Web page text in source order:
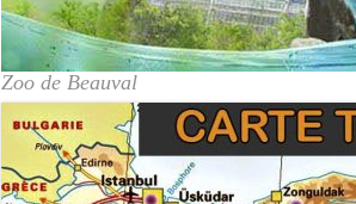
Zoo de Beauval